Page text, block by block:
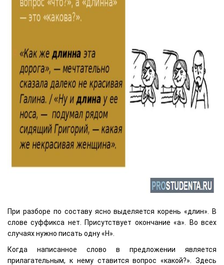
При разборе по составу ясно выделяется корень «длин». В
слове суффикса нет. Присутствует окончание «а». Во всех
случаях нужно писать одну «Н».
Когда написанное слово в предложении является
прилагательным, к нему ставится вопрос «какой?». Здесь